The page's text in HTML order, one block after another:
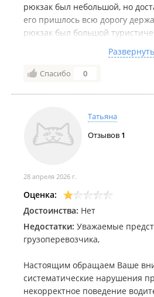
рюкзак был небольшой, но
его пришлось всю дорогу
рюкзак был большой
рублей, мы просто не
оплачивать услугу, которая не
Развернуть
Спасибо 0
Татьяна
Отзывов 1
28 апреля 2026 г.
Оценка:
Достоинства: Нет
Недостатки: Уважаемые
грузоперевозчика,
Настоящим обращаем Ваше
систематические нарушения
некорректное поведение